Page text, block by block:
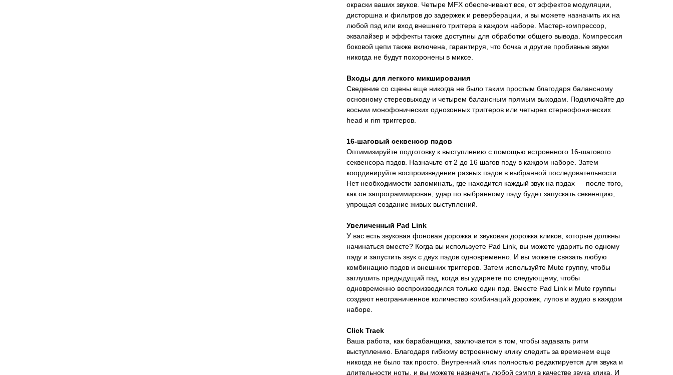
окраски ваших звуков. Четыре MFX обеспечивают все, от эффектов модуляции,
дисторшна и фильтров до задержек и реверберации, и вы можете назначить их на
любой пэд или вход внешнего триггера в каждом наборе. Мастер-компрессор,
эквалайзер и эффекты также доступны для обработки общего вывода. Компрессия
боковой цепи также включена, гарантируя, что бочка и другие пробивные звуки
никогда не будут похоронены в миксе.
Входы для легкого микширования
Сведение со сцены еще никогда не было таким простым благодаря балансному
основному стереовыходу и четырем балансным прямым выходам. Подключайте до
восьми монофонических однозонных триггеров или четырех стереофонических
head и rim триггеров.
16-шаговый секвенсор пэдов
Оптимизируйте подготовку к выступлению с помощью встроенного 16-шагового
секвенсора пэдов. Назначьте от 2 до 16 шагов пэду в каждом наборе. Затем
координируйте воспроизведение разных пэдов в выбранной последовательности.
Нет необходимости запоминать, где находится каждый звук на пэдах — после того,
как он запрограммирован, удар по выбранному пэду будет запускать секвенцию,
упрощая создание живых выступлений.
Увеличенный Pad Link
У вас есть звуковая фоновая дорожка и звуковая дорожка кликов, которые должны
начинаться вместе? Когда вы используете Pad Link, вы можете ударить по одному
пэду и запустить звук с двух пэдов одновременно. И вы можете связать любую
комбинацию пэдов и внешних триггеров. Затем используйте Mute группу, чтобы
заглушить предыдущий пэд, когда вы ударяете по следующему, чтобы
одновременно воспроизводился только один пэд. Вместе Pad Link и Mute группы
создают неограниченное количество комбинаций дорожек, лупов и аудио в каждом
наборе.
Click Track
Ваша работа, как барабанщика, заключается в том, чтобы задавать ритм
выступлению. Благодаря гибкому встроенному клику следить за временем еще
никогда не было так просто. Внутренний клик полностью редактируется для звука и
длительности ноты, и вы можете назначить любой сэмпл в качестве звука клика. И